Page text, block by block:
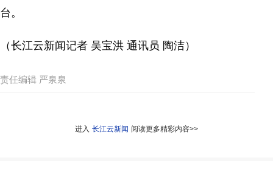
台。
（长江云新闻记者 吴宝洪 通讯员 陶洁）
责任编辑 严泉泉
进入 长江云新闻 阅读更多精彩内容>>